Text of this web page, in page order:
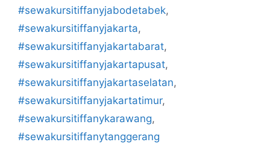
#sewakursitiffanyjabodetabek,
#sewakursitiffanyjakarta,
#sewakursitiffanyjakartabarat,
#sewakursitiffanyjakartapusat,
#sewakursitiffanyjakartaselatan,
#sewakursitiffanyjakartatimur,
#sewakursitiffanykarawang,
#sewakursitiffanytanggerang